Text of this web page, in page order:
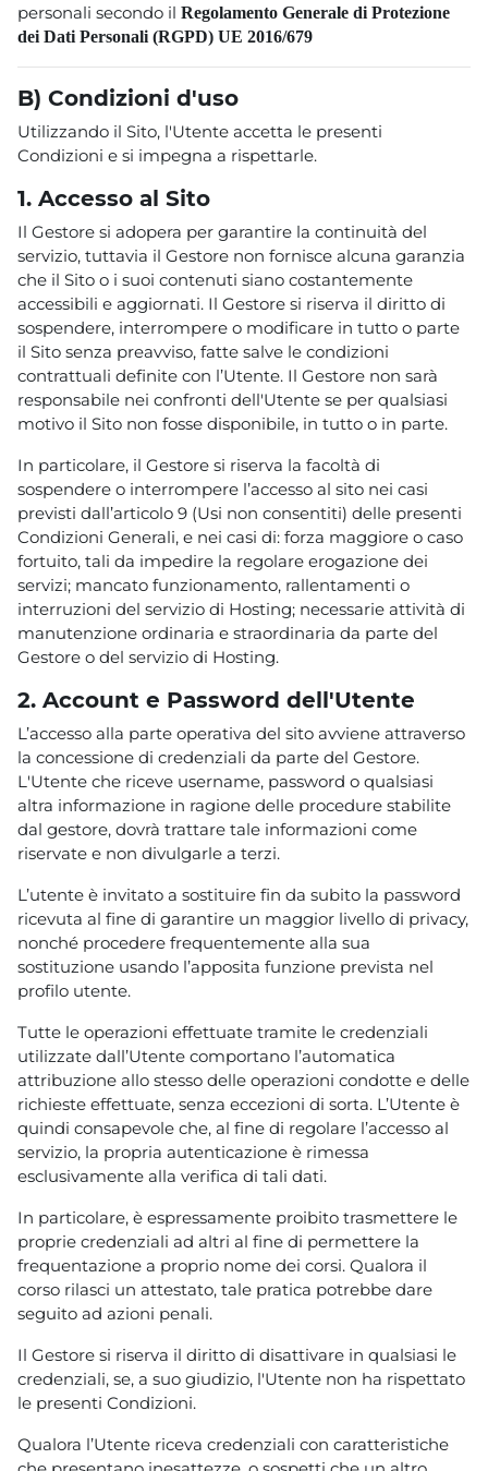
personali secondo il Regolamento Generale di Protezione
dei Dati Personali (RGPD) UE 2016/679
B) Condizioni d'uso
Utilizzando il Sito, l'Utente accetta le presenti
Condizioni e si impegna a rispettarle.
1. Accesso al Sito
Il Gestore si adopera per garantire la continuità del
servizio, tuttavia il Gestore non fornisce alcuna garanzia
che il Sito o i suoi contenuti siano costantemente
accessibili e aggiornati. Il Gestore si riserva il diritto di
sospendere, interrompere o modificare in tutto o parte
il Sito senza preavviso, fatte salve le condizioni
contrattuali definite con l’Utente. Il Gestore non sarà
responsabile nei confronti dell'Utente se per qualsiasi
motivo il Sito non fosse disponibile, in tutto o in parte.
In particolare, il Gestore si riserva la facoltà di
sospendere o interrompere l’accesso al sito nei casi
previsti dall’articolo 9 (Usi non consentiti) delle presenti
Condizioni Generali, e nei casi di: forza maggiore o caso
fortuito, tali da impedire la regolare erogazione dei
servizi; mancato funzionamento, rallentamenti o
interruzioni del servizio di Hosting; necessarie attività di
manutenzione ordinaria e straordinaria da parte del
Gestore o del servizio di Hosting.
2. Account e Password dell'Utente
L’accesso alla parte operativa del sito avviene attraverso
la concessione di credenziali da parte del Gestore.
L'Utente che riceve username, password o qualsiasi
altra informazione in ragione delle procedure stabilite
dal gestore, dovrà trattare tale informazioni come
riservate e non divulgarle a terzi.
L’utente è invitato a sostituire fin da subito la password
ricevuta al fine di garantire un maggior livello di privacy,
nonché procedere frequentemente alla sua
sostituzione usando l’apposita funzione prevista nel
profilo utente.
Tutte le operazioni effettuate tramite le credenziali
utilizzate dall’Utente comportano l’automatica
attribuzione allo stesso delle operazioni condotte e delle
richieste effettuate, senza eccezioni di sorta. L’Utente è
quindi consapevole che, al fine di regolare l’accesso al
servizio, la propria autenticazione è rimessa
esclusivamente alla verifica di tali dati.
In particolare, è espressamente proibito trasmettere le
proprie credenziali ad altri al fine di permettere la
frequentazione a proprio nome dei corsi. Qualora il
corso rilasci un attestato, tale pratica potrebbe dare
seguito ad azioni penali.
Il Gestore si riserva il diritto di disattivare in qualsiasi le
credenziali, se, a suo giudizio, l'Utente non ha rispettato
le presenti Condizioni.
Qualora l’Utente riceva credenziali con caratteristiche